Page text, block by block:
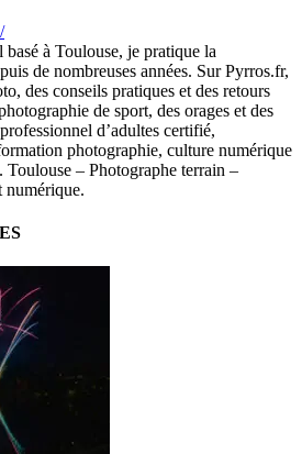
à Toulouse, je pratique la
de nombreuses années. Sur Pyrros.fr,
des conseils pratiques et des retours
de sport, des orages et des
d’adultes certifié,
photographie, culture numérique
– Photographe terrain –
numérique.